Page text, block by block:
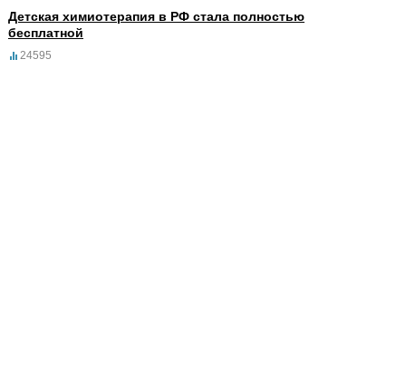
Детская химиотерапия в РФ стала полностью
бесплатной
24595